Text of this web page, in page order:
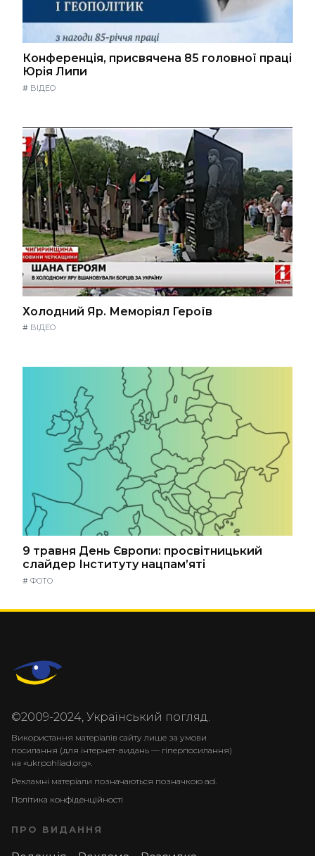
Конференція, присвячена 85 головної праці
Юрія Липи
# ВІДЕО
Холодний Яр. Меморіял Героїв
# ВІДЕО
9 травня День Європи: просвітницький
слайдер Інституту нацпам’яті
# ФОТО
©2009-2024, Український погляд.
Використання матеріалів сайту лише за умови
посилання (для інтернет-видань — гіперпосилання)
на «ukrpohliad.org».
Рекламні матеріали позначаються позначкою ad.
Політика конфіденційності
ПРО ВИДАННЯ